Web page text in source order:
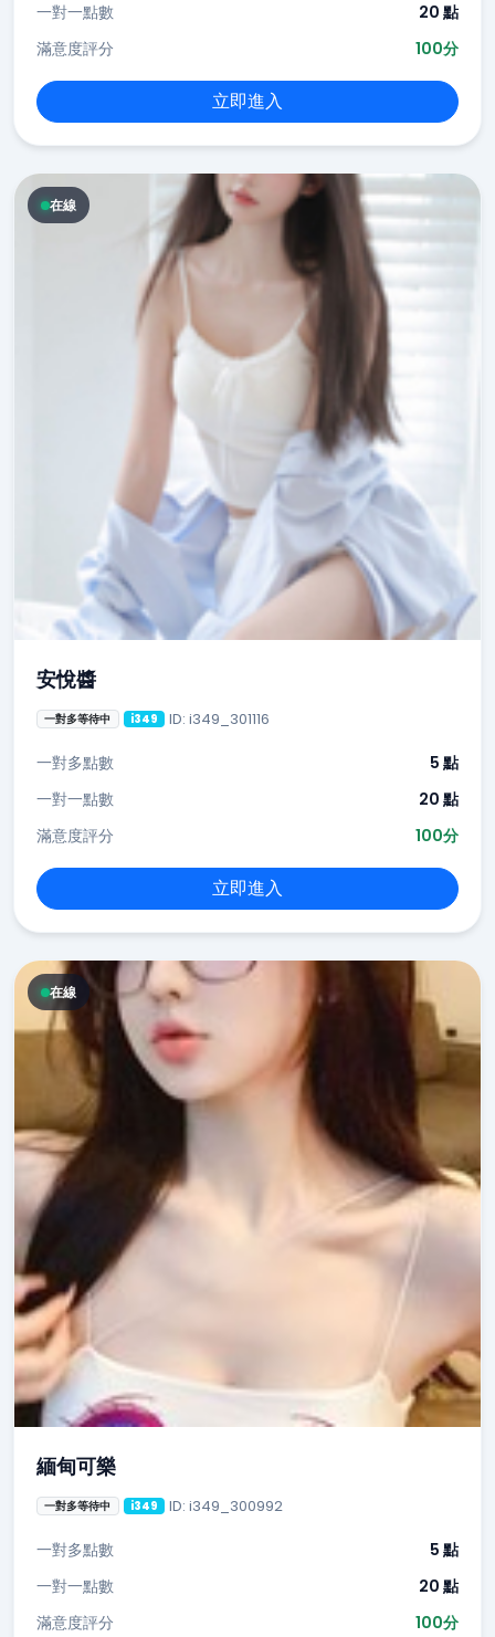
一對一點數
20 點
滿意度評分
100分
立即進入
在線
安悅醬
一對多等待中 i349 ID: i349_301116
一對多點數
5 點
一對一點數
20 點
滿意度評分
100分
立即進入
在線
緬甸可樂
一對多等待中 i349 ID: i349_300992
一對多點數
5 點
一對一點數
20 點
滿意度評分
100分